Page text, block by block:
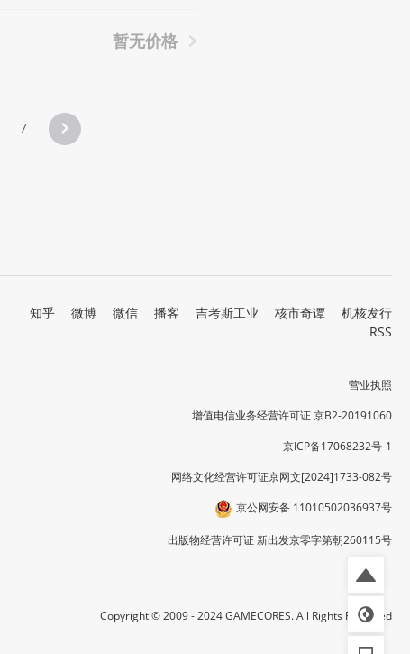
暂无价格
7
知乎 微博 微信 播客 吉考斯工业 核市奇谭
机核发行
RSS
营业执照
增值电信业务经营许可证 京B2-20191060
京ICP备17068232号-1
网络文化经营许可证京网文[2024]1733-082号
京公网安备 11010502036937号
出版物经营许可证 新出发京零字第朝260115号
Copyright © 2009 - 2024 GAMECORES. All Rights Reserved